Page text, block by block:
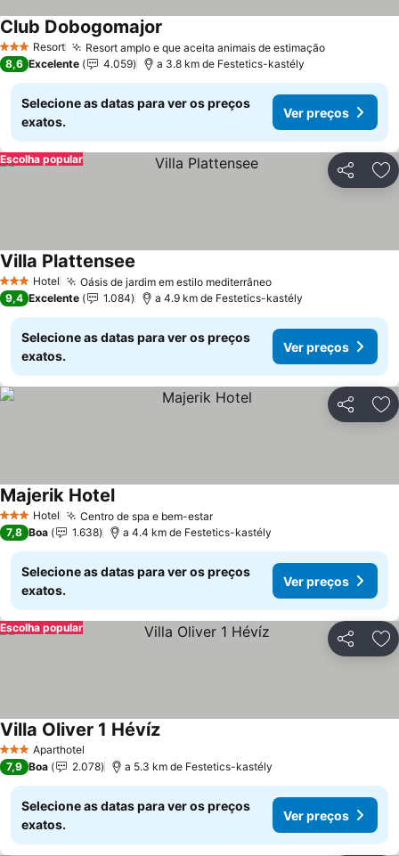
3 EstrelasResort Resort amplo e que aceita animais de estimação
Club Dobogomajor
8,6 Excelente 4.059 a 3.8 km de Festetics-kastély
Selecione as datas para ver os preços
exatos.
Ver preços
Partilhar
Escolha popular
3 EstrelasHotel Oásis de jardim em estilo mediterrâneo
Villa Plattensee
9,4 Excelente 1.084 a 4.9 km de Festetics-kastély
Selecione as datas para ver os preços
exatos.
Ver preços
Partilhar
3 EstrelasHotel Centro de spa e bem-estar
Majerik Hotel
7,8 Boa 1.638 a 4.4 km de Festetics-kastély
Selecione as datas para ver os preços
exatos.
Ver preços
Partilhar
Escolha popular
3 EstrelasAparthotel
Villa Oliver 1 Hévíz
7,9 Boa 2.078 a 5.3 km de Festetics-kastély
Selecione as datas para ver os preços
exatos.
Ver preços